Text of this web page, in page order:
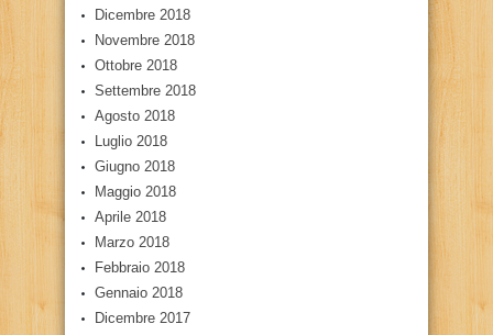
Dicembre 2018
Novembre 2018
Ottobre 2018
Settembre 2018
Agosto 2018
Luglio 2018
Giugno 2018
Maggio 2018
Aprile 2018
Marzo 2018
Febbraio 2018
Gennaio 2018
Dicembre 2017